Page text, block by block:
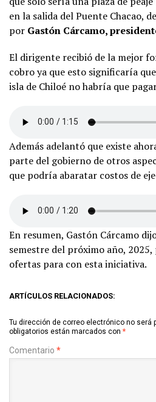
en la salida del Puente Chacao,
por Gastón Cárcamo,
El dirigente recibió de la mejor
cobro ya que esto significaría
isla de Chiloé no habría que
Además adelantó que existe
parte del gobierno de otros
que podría abaratar costos de
En resumen, Gastón Cárcamo
semestre del próximo año,
ofertas para con esta iniciativa.
ARTÍCULOS RELACIONADOS:
Tu dirección de correo electrónico no será
obligatorios están marcados con *
Comentario *